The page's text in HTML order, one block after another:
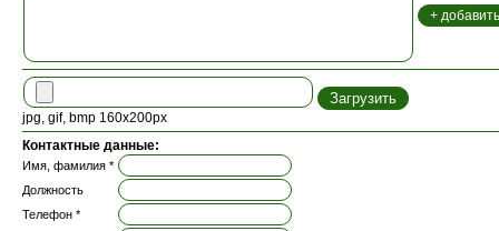
jpg, gif, bmp 160x200px
Контактные данные:
Имя, фамилия *
Должность
Телефон *